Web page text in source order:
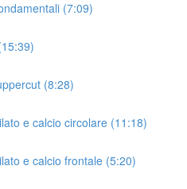
(7:09)
(8:28)
e calcio circolare (11:18)
e calcio frontale (5:20)